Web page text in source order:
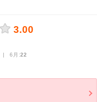
3.00
| 6月:22